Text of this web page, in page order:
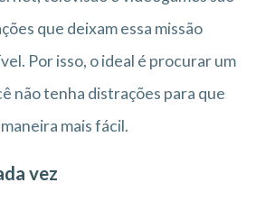
que deixam essa missão
Por isso, o ideal é procurar um
não tenha distrações para que
mais fácil.
vez